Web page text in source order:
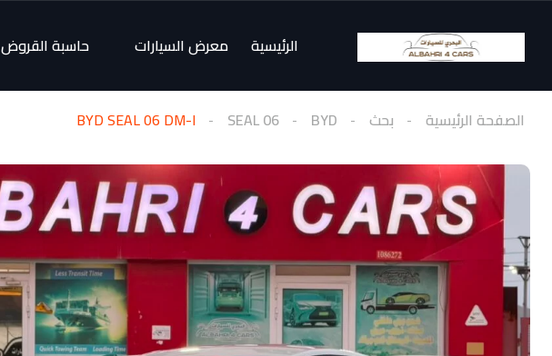
الرئيسية معرض السيارات حاسبة القروض
الصفحة الرئيسية بحث BYD
SEAL 06
BYD SEAL 06 DM-I